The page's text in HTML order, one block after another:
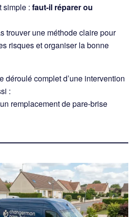
simple : faut-il réparer ou
trouver une méthode claire pour
risques et organiser la bonne
déroulé complet d’une intervention
:
remplacement de pare-brise